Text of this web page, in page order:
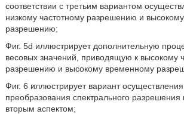
соответствии с третьим вариантом
низкому частотному разрешению и
разрешению;
Фиг. 5d иллюстрирует дополнительную
весовых значений, приводящую к высокому
разрешению и высокому временному
Фиг. 6 иллюстрирует вариант осуществления
преобразования спектрального разрешения
вторым аспектом;